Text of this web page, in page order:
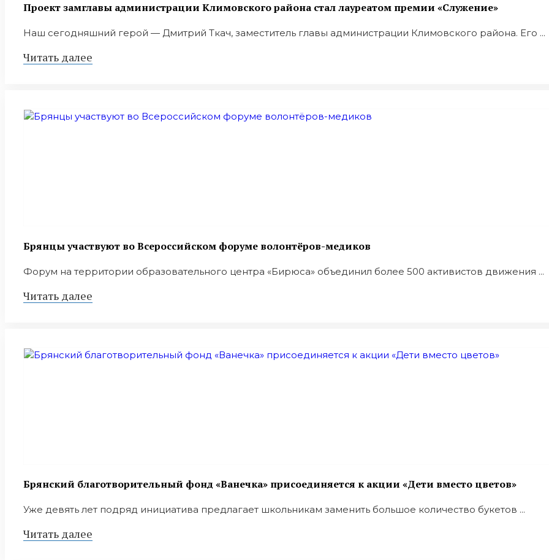
Проект замглавы администрации Климовского района стал лауреатом премии «Служение»
Наш сегодняшний герой — Дмитрий Ткач, заместитель главы администрации Климовского района. Его ...
Читать далее
Брянцы участвуют во Всероссийском форуме волонтёров-медиков
Форум на территории образовательного центра «Бирюса» объединил более 500 активистов движения ...
Читать далее
Брянский благотворительный фонд «Ванечка» присоединяется к акции «Дети вместо цветов»
Уже девять лет подряд инициатива предлагает школьникам заменить большое количество букетов ...
Читать далее